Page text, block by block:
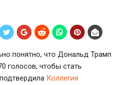
понятно, что Дональд Трамп
голосов, чтобы стать
Коллегия